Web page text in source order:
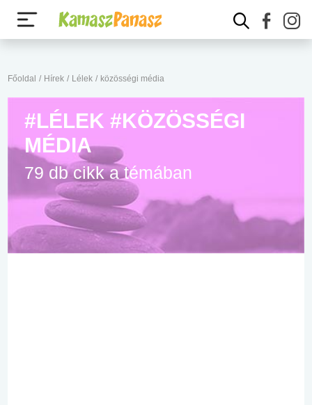
Főoldal / Hírek / Lélek / közösségi média
#LÉLEK #KÖZÖSSÉGI
MÉDIA
79 db cikk a témában